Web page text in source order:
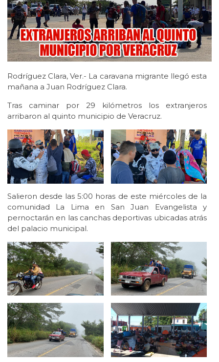
Rodríguez Clara, Ver.- La caravana migrante llegó esta
mañana a Juan Rodríguez Clara.
Tras caminar por 29 kilómetros los extranjeros
arribaron al quinto municipio de Veracruz.
Salieron desde las 5:00 horas de este miércoles de la
comunidad La Lima en San Juan Evangelista y
pernoctarán en las canchas deportivas ubicadas atrás
del palacio municipal.